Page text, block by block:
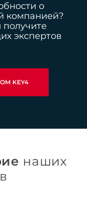
о
компанией?
получите
экспертов
KEY4
наших